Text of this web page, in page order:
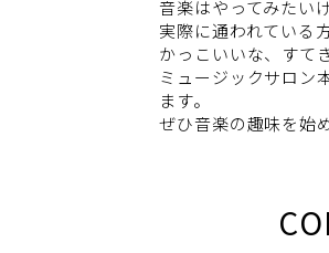
音楽はやってみたい
実際に通われている方
かっこいいな、すて
ミュージックサロン
ます。
ぜひ音楽の趣味を始